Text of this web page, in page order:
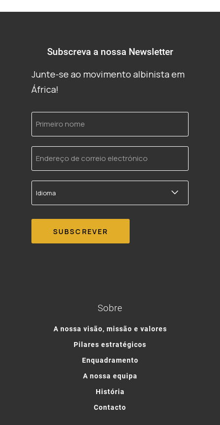
Subscreva a nossa Newsletter
Junte-se ao movimento albinista em
África!
Primeiro
nome
Endereço
de
correio
electrónico
Idioma
Sobre
A nossa visão, missão e valores
Pilares estratégicos
Enquadramento
A nossa equipa
História
Contacto